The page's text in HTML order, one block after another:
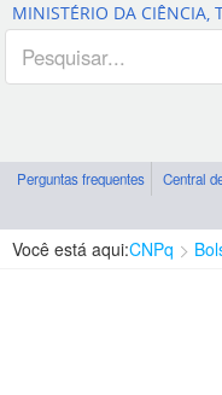
MINISTÉRIO DA CIÊNCIA,
Perguntas frequentes Central
Você está aqui:CNPq